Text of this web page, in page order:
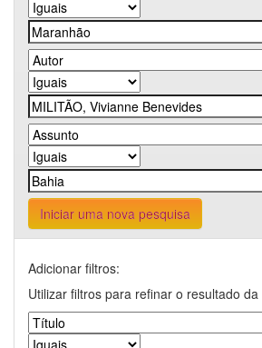
Iniciar uma nova pesquisa
Adicionar filtros:
Utilizar filtros para refinar o resultado da